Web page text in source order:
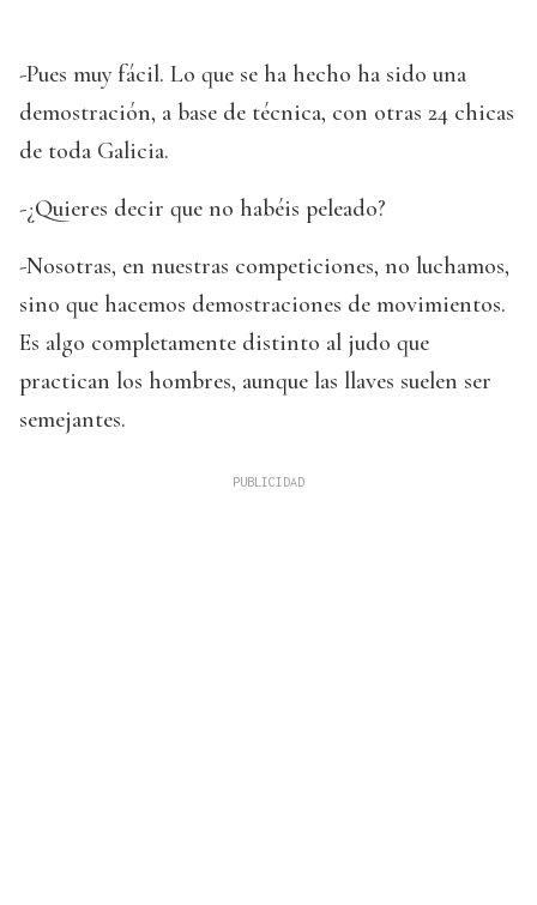
-Pues muy fácil. Lo que se ha hecho ha sido una
demostración, a base de técnica, con otras 24 chicas
de toda Galicia.
-¿Quieres decir que no habéis peleado?
-Nosotras, en nuestras competiciones, no luchamos,
sino que hacemos demostraciones de movimientos.
Es algo completamente distinto al judo que
practican los hombres, aunque las llaves suelen ser
semejantes.